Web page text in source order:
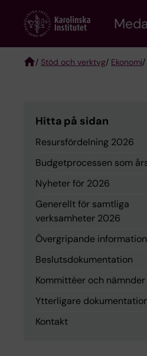
content
/ Stöd och verktyg/ Ekonomi/
Hitta på sidan
Resursfördelning 2026
Budgetprocessen som
Nyheter för 2026
Generellt för samtliga
verksamheter 2026
Övergripande information
Beslutsdokumentation
Kommittéer och nämnder
Ytterligare
Kontakt